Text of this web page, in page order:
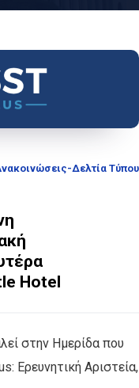
Δελτία Τύπου
Hotel
στην Ημερίδα που
Ερευνητική Αριστεία,